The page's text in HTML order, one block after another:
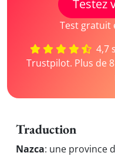
Testez
Test gratuit
4,7
Trustpilot. Plus de
Traduction
Nazca: une province